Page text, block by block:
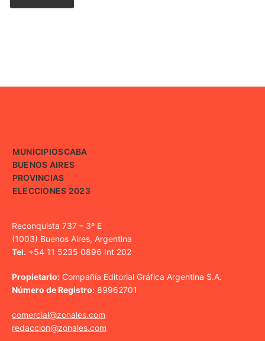
MUNICIPIOSCABA
BUENOS AIRES
PROVINCIAS
ELECCIONES 2023
Reconquista 737 – 3º E
(1003) Buenos Aires, Argentina
Tel. +54 11 5235 0896 Int 202
Propietario: Compañía Editorial Gráfica Argentina S.A.
Número de Registro: 89962701
comercial@zonales.com
redaccion@zonales.com